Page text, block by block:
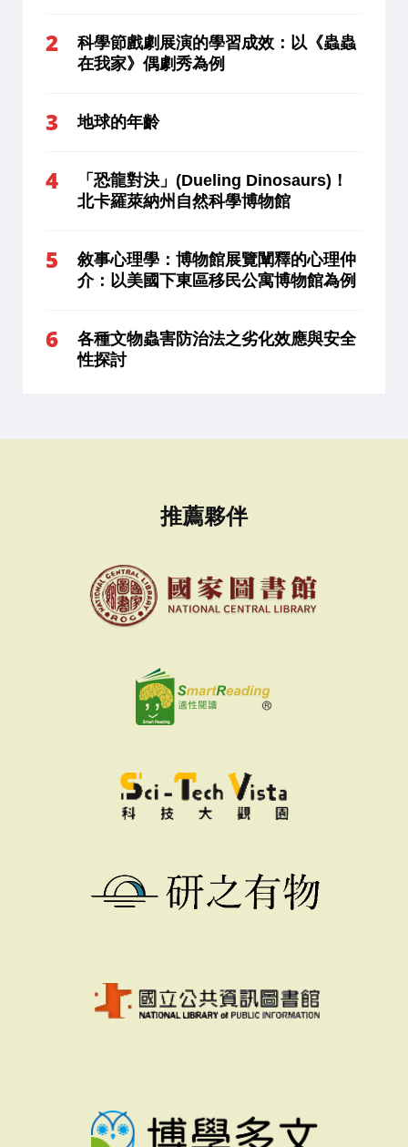
科學節戲劇展演的學習成效：以《蟲蟲
在我家》偶劇秀為例
地球的年齡
「恐龍對決」(Dueling Dinosaurs)！
北卡羅萊納州自然科學博物館
敘事心理學：博物館展覽闡釋的心理仲
介：以美國下東區移民公寓博物館為例
各種文物蟲害防治法之劣化效應與安全
性探討
推薦夥伴